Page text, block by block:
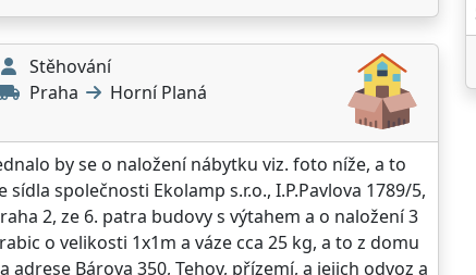
Stěhování
Praha
Horní Planá
by se o naložení nábytku viz. foto níže, a to
sídla společnosti Ekolamp s.r.o., I.P.Pavlova 1789/5,
2, ze 6. patra budovy s výtahem a o naložení 3
o velikosti 1x1m a váze cca 25 kg, a to z domu
adrese Bárova 350, Tehov, přízemí, a jejich odvoz a